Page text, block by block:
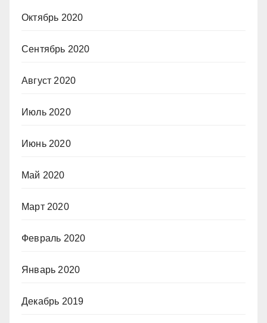
Октябрь 2020
Сентябрь 2020
Август 2020
Июль 2020
Июнь 2020
Май 2020
Март 2020
Февраль 2020
Январь 2020
Декабрь 2019